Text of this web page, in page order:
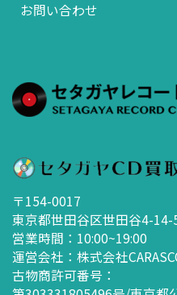
お問い合わせ
〒154-0017
東京都世田谷区世田谷4-14-
営業時間：10:00~19:00
運営会社：株式会社
古物商許可番号：